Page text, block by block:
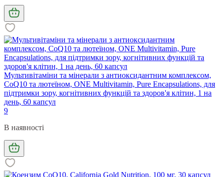
Мультивітаміни та мінерали з антиоксидантним комплексом,
CoQ10 та лютеїном, ONE Multivitamin, Pure Encapsulations, для
підтримки зору, когнітивних функцій та здоров'я клітин, 1 на
день, 60 капсул
9
В наявності